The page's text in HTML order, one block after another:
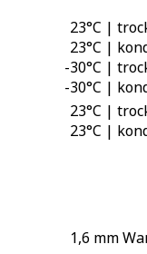
23°C |
23°C |
30°C |
-
30°C |
-
23°C |
23°C |
1,6 mm